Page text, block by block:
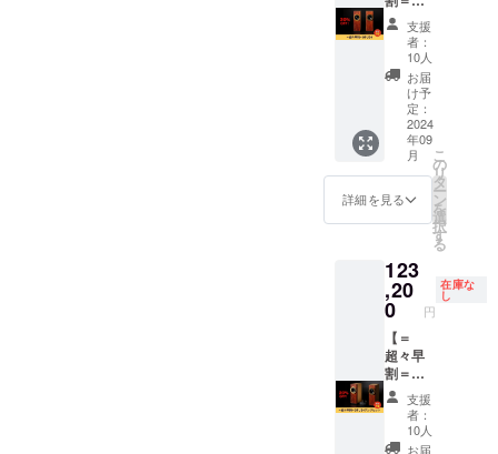
本語の
説明書
付き ・
保障期
間：3年
属品】
・オー
ディオ
ケーブ
ル（ス
テレオ
ミニ・
ン
ジャッ
ク）：
1M × 1
本 ・ス
ピー
カー
ケーブ
ル：
1.5M ×
4本
・ス
ピー
カーユ
ニッ
ト：
8cm ・
素材：
木製
（ブビ
ンガと
シナベ
ニア）
・定格
25W ・
使用上
の注
意：特
になし
・説明
書：日
本語の
説明書
付き ・
保障期
電力：
25W ・
使用上
の注
意：特
になし
・説明
書：日
本語の
説明書
付き ・
保障期
間：3年
属品】
・オー
ディオ
ケーブ
ル（ス
テレオ
ミニ・
RCAピ
ン
ジャッ
ク）：
ワー不
足だと
思われ
る方向
けのリ
ターン
となり
ます。
お家
で、オ
フィス
で、音
の迫力
感くだ
さい。
■詳細
・商品
名：
OPUS4
・サイ
ズ：Ｗ
110㎜ ×
H295㎜
× D155
OPUS4
】
「OPU
S4」を
1台お届
けいた
しま
す。 お
家で、
オフィ
スで、
音の迫
力をご
ださ
い。 ク
ラウド
ファン
ディン
グ限定
の超々
早割で
20％OF
Fと大変
お得に
支援
者：
10人
お届
け予
定：
2024
年09
月
詳細を見る
こ
の
リ
タ
ー
ン
を
選
択
す
る
123
,20
0 円
在庫な
し
【＝
超々早
割＝
OPUS4
アンプ
セッ
ト】
支援
者：
10人
お届